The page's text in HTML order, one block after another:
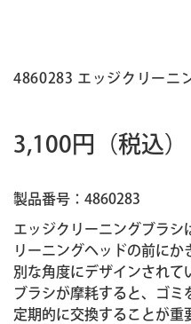
4860283 エッジクリーニ
3,100円 （税込）
製品番号：4860283
エッジクリーニングブラシ
リーニングヘッドの前に
別な角度にデザインされて
ブラシが摩耗すると、ゴミ
定期的に交換することが重